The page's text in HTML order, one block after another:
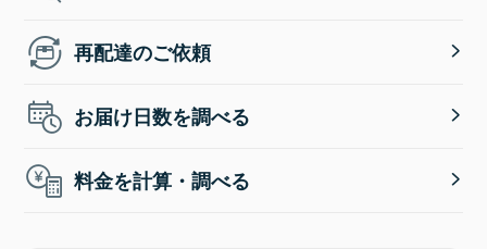
再配達のご依頼
お届け日数を調べる
料金を計算・調べる